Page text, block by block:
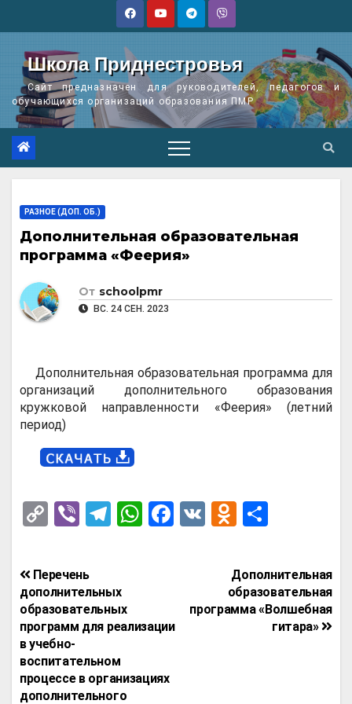
Школа Приднестровья
Сайт предназначен для руководителей, педагогов и
обучающихся организаций образования ПМР
РАЗНОЕ (ДОП. ОБ.)
Дополнительная образовательная
программа «Феерия»
От schoolpmr
ВС. 24 СЕН. 2023
Дополнительная образовательная программа для
организаций дополнительного образования
кружковой направленности «Феерия» (летний
период)
C
py
Li
n
k
Vi
er
T
gr
a
m
W
p
F
o
V
O
n
o
kl
п
р
а
в
Навигация
по
записям
Дополнительная
образовательная
программа «Волшебная
гитара»
Перечень
дополнительных
образовательных
программ для реализации
в учебно-
воспитательном
процессе в организациях
дополнительного